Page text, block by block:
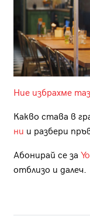
Ние избрахме
Какво става в
ни и разбери
Абонирай се за
отблизо и далеч.